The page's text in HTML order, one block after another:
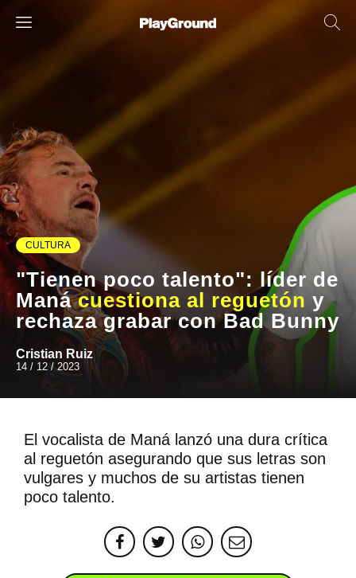
CULTURA
"Tienen poco talento": líder de
Manácuestiona al reguetón y
rechaza grabar con Bad Bunny
Cristian Ruiz
14 / 12 / 2023
El vocalista de Maná lanzó una dura crítica
al reguetón asegurando que sus letras son
vulgares y muchos de su artistas tienen
poco talento.